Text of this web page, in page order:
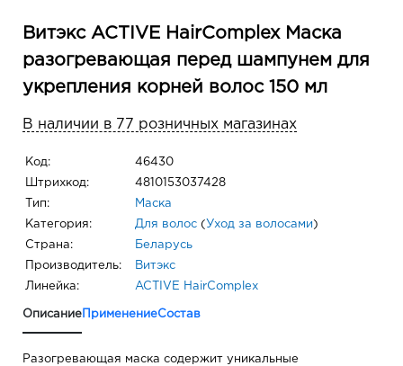
Витэкс ACTIVE HairComplex Маска
разогревающая перед шампунем для
укрепления корней волос 150 мл
В наличии в 77 розничных магазинах
Код: 46430
Штрихкод: 4810153037428
Тип: Маска
Категория: Для волос ( Уход за волосами )
Страна: Беларусь
Производитель: Витэкс
Линейка: ACTIVE HairComplex
Описание ПрименениеСостав
Разогревающая маска содержит уникальные